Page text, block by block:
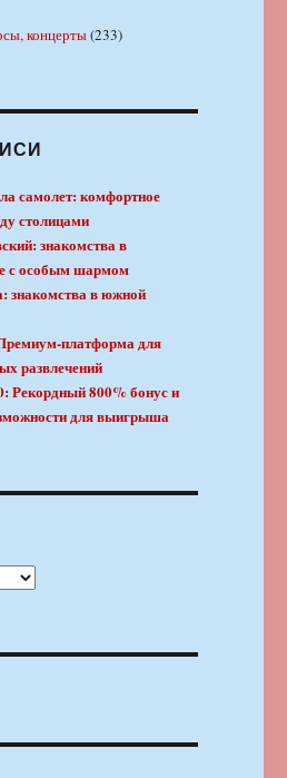
концерты(233)
самолет: комфортное
столицами
знакомства в
с особым шармом
знакомства в южной
платформа для
развлечений
Рекордный 800% бонус и
для выигрыша